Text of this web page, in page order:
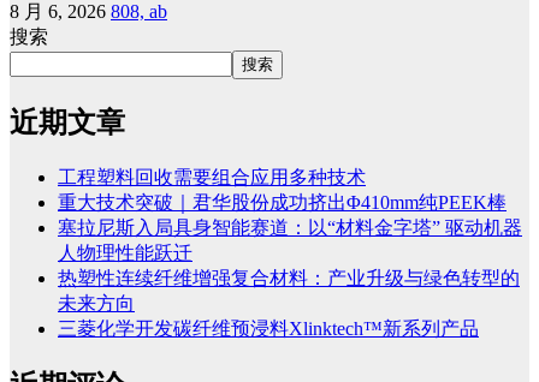
8 月 6, 2026 808, ab
搜索
搜索
近期文章
工程塑料回收需要组合应用多种技术
重大技术突破｜君华股份成功挤出Φ410mm纯PEEK棒
塞拉尼斯入局具身智能赛道：以“材料金字塔” 驱动机器
人物理性能跃迁
热塑性连续纤维增强复合材料：产业升级与绿色转型的
未来方向
三菱化学开发碳纤维预浸料Xlinktech™新系列产品